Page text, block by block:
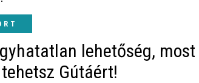
lehetőség, most
Gútáért!